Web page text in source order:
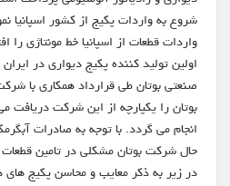
شروع به واردات پکیج از کشور اسپانیا
واردات قطعات از اسپانیا خط مونتاژی را
بوتان را یکپارچه از این شرکت
انجام می گردد. با توجه به صادرات
حال شرکت بوتان مشکلی در تامین
در زیر به ذکر معایب و محاسن پکیج های